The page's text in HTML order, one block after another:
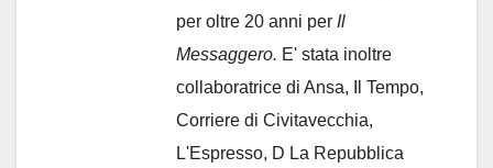
per oltre 20 anni per Il
Messaggero. E' stata inoltre
collaboratrice di Ansa, Il Tempo,
Corriere di Civitavecchia,
L'Espresso, D La Repubblica